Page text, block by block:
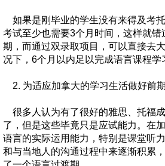
如果是刚毕业的学生没有来得及考
考试至少也需要3个月时间，这样就错
期，而通过双录取项目，可以直接去
况下，6个月以内足以完成语言课程学
2. 为适应加拿大的学习生活做好前
很多人认为有了很好的雅思、托福
了，但是这些毕竟只是应试能力。在
语言的实际运用能力，特别是课堂听
和与当地人的沟通过程中来逐渐积累